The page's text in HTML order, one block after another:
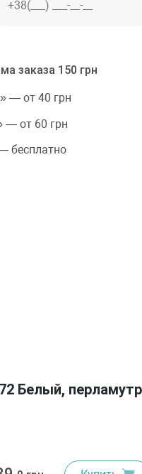
заказа 150 грн
— от 40 грн
— от 60 грн
бесплатно
Белый,